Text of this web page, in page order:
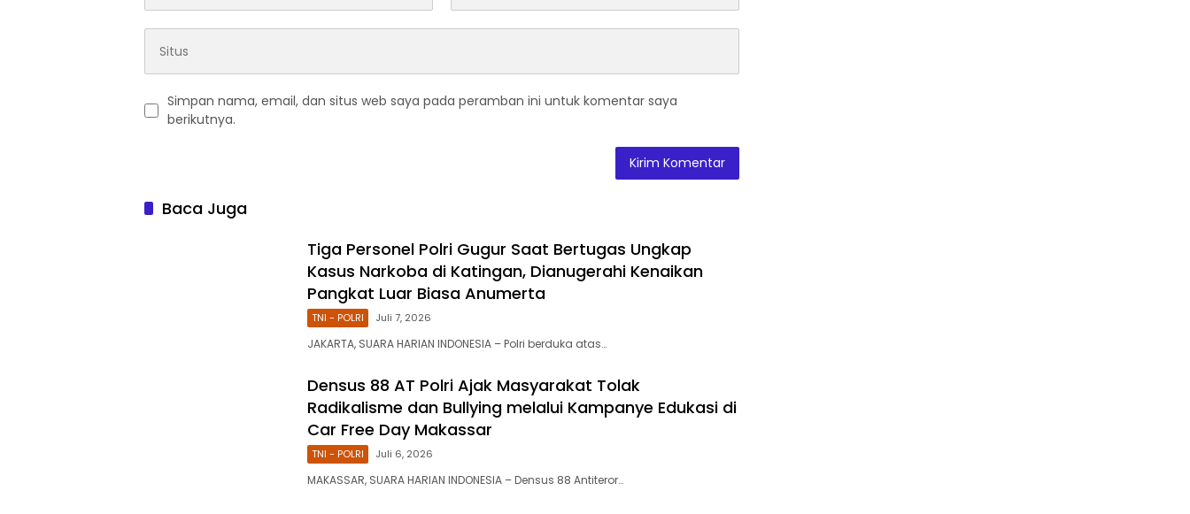
Simpan nama, email, dan situs web saya pada peramban ini untuk komentar saya
berikutnya.
Baca Juga
Tiga Personel Polri Gugur Saat Bertugas Ungkap
Kasus Narkoba di Katingan, Dianugerahi Kenaikan
Pangkat Luar Biasa Anumerta
TNI - POLRI Juli 7, 2026
JAKARTA, SUARA HARIAN INDONESIA – Polri berduka atas…
Densus 88 AT Polri Ajak Masyarakat Tolak
Radikalisme dan Bullying melalui Kampanye Edukasi di
Car Free Day Makassar
TNI - POLRI Juli 6, 2026
MAKASSAR, SUARA HARIAN INDONESIA – Densus 88 Antiteror…